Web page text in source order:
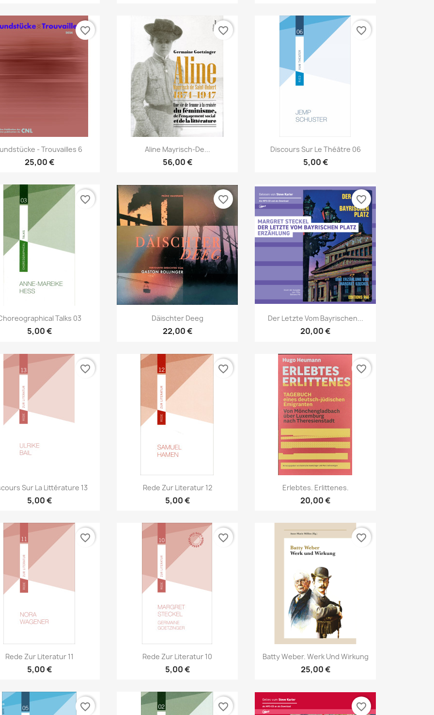
Aperçu rapide
- Trouvailles 6
25,00 €
favorite_border
Aperçu rapide
Aline Mayrisch-De...
56,00 €
favorite_border
Aperçu rapide
Discours Sur Le Théâtre 06
5,00 €
favorite_border
Aperçu rapide
Talks 03
5,00 €
favorite_border
Aperçu rapide
Däischter Deeg
22,00 €
favorite_border
Aperçu rapide
Der Letzte Vom Bayrischen...
20,00 €
favorite_border
Aperçu rapide
Sur La Littérature 13
5,00 €
favorite_border
Aperçu rapide
Rede Zur Literatur 12
5,00 €
favorite_border
Aperçu rapide
Erlebtes. Erlittenes.
20,00 €
favorite_border
Aperçu rapide
Rede Zur Literatur 11
5,00 €
favorite_border
Aperçu rapide
Rede Zur Literatur 10
5,00 €
favorite_border
Aperçu rapide
Batty Weber. Werk Und Wirkung
25,00 €
favorite_border
favorite_border favorite_border favorite_border